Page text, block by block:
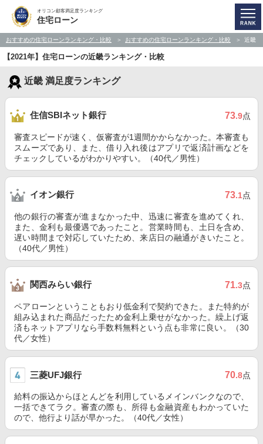
オリコン顧客満足度ランキング
住宅ローン
おすすめの住宅ローンランキング・比較 おすすめの住宅ローンランキング・比較 近畿
【2021年】住宅ローンの近畿ランキング・比較
近畿 満足度ランキング
住信SBIネット銀行 73.9点
審査スピードが速く、仮審査が1週間かからなかった。本審査も
スムーズであり、また、借り入れ後はアプリで返済計画などを
チェックしているがわかりやすい。（40代／男性）
イオン銀行 73.1点
他の銀行の審査が進まなかった中、迅速に審査を進めてくれ、
また、金利も最優遇であったこと。営業時間も、土日を含め、
遅い時間まで対応していたため、来店日の融通がきいたこと。
（40代／男性）
関西みらい銀行 71.3点
ペアローンということもおり低金利で契約できた。また特約が
組み込まれた商品だったため金利上乗せがなかった。繰上げ返
済もネットアプリなら手数料無料という点も非常に良い。（30
代／女性）
三菱UFJ銀行 70.8点
給料の振込からほとんどを利用しているメインバンクなので、
一括できてラク。審査の際も、所得も金融資産もわかっていた
ので、他行より話が早かった。（40代／女性）